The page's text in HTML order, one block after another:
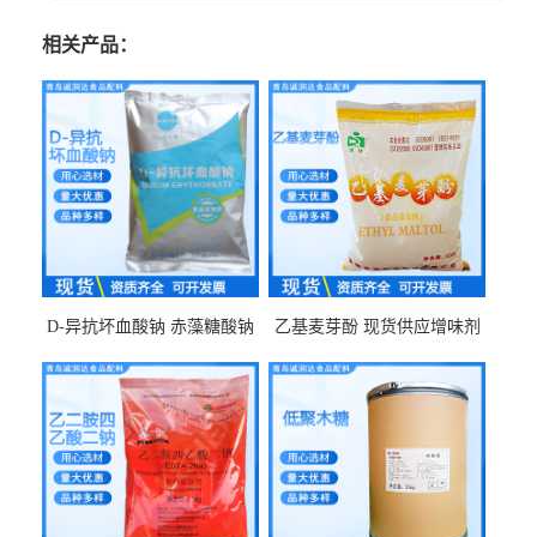
相关产品：
D-异抗坏血酸钠 赤藻糖酸钠
乙基麦芽酚 现货供应增味剂